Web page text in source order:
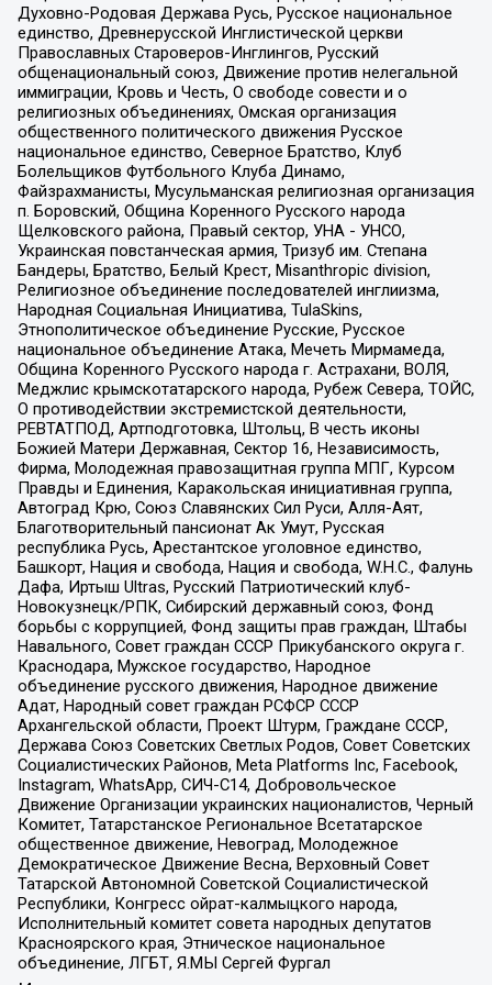
Духовно-Родовая Держава Русь, Русское национальное
единство, Древнерусской Инглистической церкви
Православных Староверов-Инглингов, Русский
общенациональный союз, Движение против нелегальной
иммиграции, Кровь и Честь, О свободе совести и о
религиозных объединениях, Омская организация
общественного политического движения Русское
национальное единство, Северное Братство, Клуб
Болельщиков Футбольного Клуба Динамо,
Файзрахманисты, Мусульманская религиозная организация
п. Боровский, Община Коренного Русского народа
Щелковского района, Правый сектор, УНА - УНСО,
Украинская повстанческая армия, Тризуб им. Степана
Бандеры, Братство, Белый Крест, Misanthropic division,
Религиозное объединение последователей инглиизма,
Народная Социальная Инициатива, TulaSkins,
Этнополитическое объединение Русские, Русское
национальное объединение Атака, Мечеть Мирмамеда,
Община Коренного Русского народа г. Астрахани, ВОЛЯ,
Меджлис крымскотатарского народа, Рубеж Севера, ТОЙС,
О противодействии экстремистской деятельности,
РЕВТАТПОД, Артподготовка, Штольц, В честь иконы
Божией Матери Державная, Сектор 16, Независимость,
Фирма, Молодежная правозащитная группа МПГ, Курсом
Правды и Единения, Каракольская инициативная группа,
Автоград Крю, Союз Славянских Сил Руси, Алля-Аят,
Благотворительный пансионат Ак Умут, Русская
республика Русь, Арестантское уголовное единство,
Башкорт, Нация и свобода, Нация и свобода, W.H.С., Фалунь
Дафа, Иртыш Ultras, Русский Патриотический клуб-
Новокузнецк/РПК, Сибирский державный союз, Фонд
борьбы с коррупцией, Фонд защиты прав граждан, Штабы
Навального, Совет граждан СССР Прикубанского округа г.
Краснодара, Мужское государство, Народное
объединение русского движения, Народное движение
Адат, Народный совет граждан РСФСР СССР
Архангельской области, Проект Штурм, Граждане СССР,
Держава Союз Советских Светлых Родов, Совет Советских
Социалистических Районов, Meta Platforms Inc, Facebook,
Instagram, WhatsApp, СИЧ-С14, Добровольческое
Движение Организации украинских националистов, Черный
Комитет, Татарстанское Региональное Всетатарское
общественное движение, Невоград, Молодежное
Демократическое Движение Весна, Верховный Совет
Татарской Автономной Советской Социалистической
Республики, Конгресс ойрат-калмыцкого народа,
Исполнительный комитет совета народных депутатов
Красноярского края, Этническое национальное
объединение, ЛГБТ, Я.МЫ Сергей Фургал